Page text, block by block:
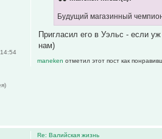
Будущий магазинный
Пригласил его в Уэльс - если
нам)
maneken отметил этот пост как
Re: Валийская жизнь